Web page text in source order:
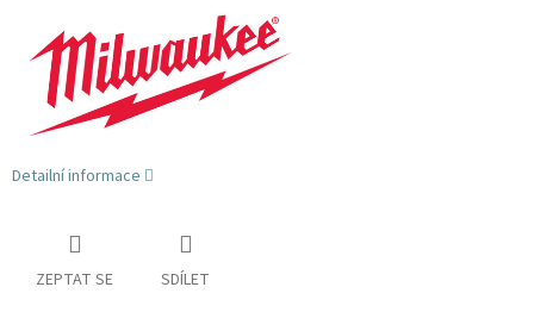
Detailní informace
ZEPTAT SE SDÍLET